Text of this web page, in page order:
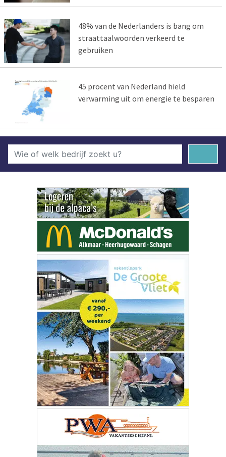
48% van de Nederlanders is bang om
straattaalwoorden verkeerd te
gebruiken
45 procent van Nederland hield
verwarming uit om energie te besparen